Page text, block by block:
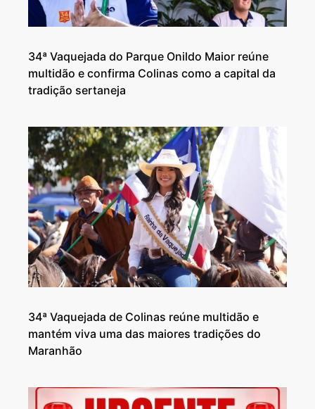
34ª Vaquejada do Parque Onildo Maior reúne
multidão e confirma Colinas como a capital da
tradição sertaneja
34ª Vaquejada de Colinas reúne multidão e
mantém viva uma das maiores tradições do
Maranhão